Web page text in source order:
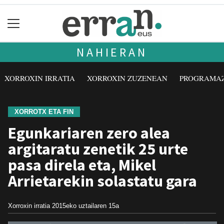
NAHIERAN
XORROXIN IRRATIA XORROXIN ZUZENEAN
XORROTX ETA FIN
Egunkariaren zero alea
argitaratu zenetik 25 urte
pasa direla eta, Mikel
Arrietarekin solastatu gara
Xorroxin irratia 2015eko uztailaren 15a